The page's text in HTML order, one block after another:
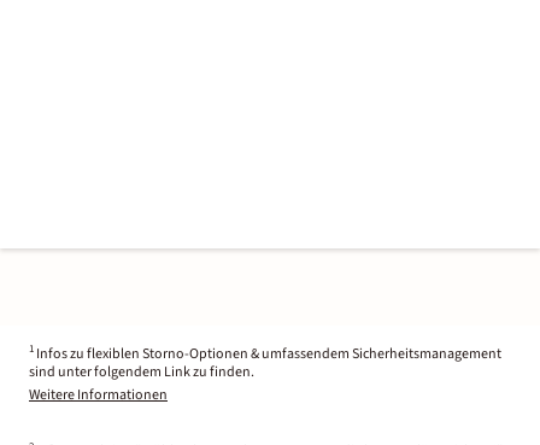
1 Infos zu flexiblen Storno-Optionen & umfassendem Sicherheitsmanagement
sind unter folgendem Link zu finden.
Weitere Informationen